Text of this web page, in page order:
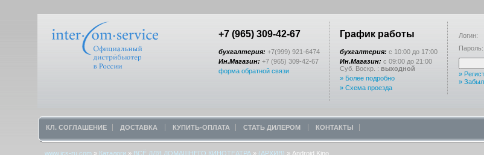
+7 (965) 309-42-67
бухгалтерия: +7(999) 921-6474
Ин.Магазин: +7 (965) 309-42-67
форма обратной связи
График работы
бухгалтерия: с 10:00 до 17:00
Ин.Магазин: с 09:00 до 21:00
Суб. Воскр. : выходной
» Более подробно
» Схема проезда
Логин:
Пароль:
»
»
КЛ. СОГЛАШЕНИЕ ДОСТАВКА КУПИТЬ-ОПЛАТА СТАТЬ ДИЛЕРОМ КОНТАКТЫ
www.ics-ru.com » Каталоги » ВСЁ ДЛЯ ДОМАШНЕГО КИНОТЕАТРА » (АРХИВ) » Android Kino